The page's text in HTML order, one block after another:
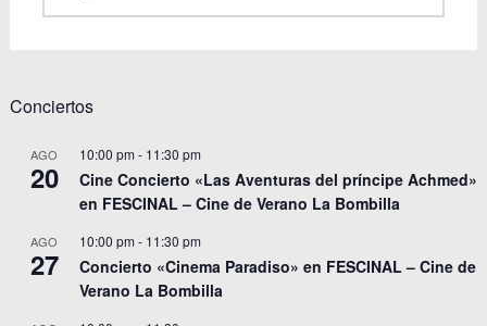
Conciertos
AGO
20
10:00 pm - 11:30 pm
Cine Concierto «Las Aventuras del príncipe Achmed»
en FESCINAL – Cine de Verano La Bombilla
AGO
27
10:00 pm - 11:30 pm
Concierto «Cinema Paradiso» en FESCINAL – Cine de
Verano La Bombilla